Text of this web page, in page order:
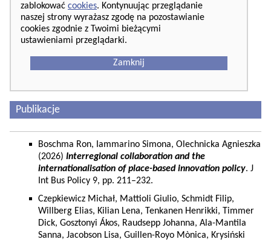
zablokować cookies. Kontynuując przeglądanie
naszej strony wyrażasz zgodę na pozostawianie
cookies zgodnie z Twoimi bieżącymi
ustawieniami przeglądarki.
Zamknij
Publikacje
Boschma Ron, Iammarino Simona, Olechnicka Agnieszka
(2026) Interregional collaboration and the
internationalisation of place-based innovation policy. J
Int Bus Policy 9, pp. 211–232.
Czepkiewicz Michał, Mattioli Giulio, Schmidt Filip,
Willberg Elias, Kilian Lena, Tenkanen Henrikki, Timmer
Dick, Gosztonyi Ákos, Raudsepp Johanna, Ala-Mantila
Sanna, Jacobson Lisa, Guillen-Royo Mònica, Krysiński